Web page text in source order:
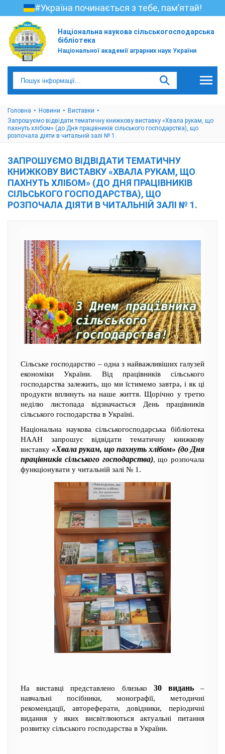
#Україна починається з тебе, пам’ятай!
Національна наукова сільськогосподарська
бібліотека
Національної академії аграрних наук України
Головна Новини
Виставки
Запрошуємо відвідати тематичну книжкову виставку «Хвала рукам, що
пахнуть хлібом» (до Дня працівників сільського господарства), що
розпочала діяти в читальній залі № 1.
ЗАПРОШУЄМО ВІДВІДАТИ ТЕМАТИЧНУ
КНИЖКОВУ ВИСТАВКУ «ХВАЛА РУКАМ, ЩО
ПАХНУТЬ ХЛІБОМ» (ДО ДНЯ ПРАЦІВНИКІВ
СІЛЬСЬКОГО ГОСПОДАРСТВА), ЩО
РОЗПОЧАЛА ДІЯТИ В ЧИТАЛЬНІЙ ЗАЛІ № 1.
Сільське господарство – одна з найважливіших галузей
економіки України. Від працівників сільського
господарства залежить, що ми їстимемо завтра, і як ці
продукти вплинуть на наше життя. Щорічно у третю
неділю листопада відзначається День працівників
сільського господарства в Україні.
Національна наукова сільськогосподарська бібліотека
НААН запрошує відвідати тематичну книжкову
виставку «Хвала рукам, що пахнуть хлібом» (до Дня
працівників сільського господарства), що розпочала
функціонувати у читальній залі № 1.
На виставці представлено близько 30 видань–
навчальні посібники, монографії, методичні
рекомендації, автореферати, довідники, періодичні
видання у яких висвітлюються актуальні питання
розвитку сільського господарства в України.